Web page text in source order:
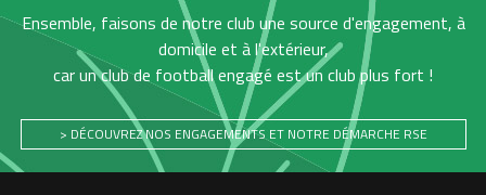
Ensemble, faisons de notre club une source d'engagement, à
domicile et à l'extérieur,
car un club de football engagé est un club plus fort !
> DÉCOUVREZ NOS ENGAGEMENTS ET NOTRE DÉMARCHE RSE